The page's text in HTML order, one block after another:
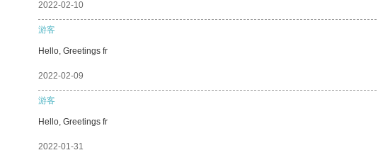
2022-02-10
游客
Hello, Greetings fr
2022-02-09
游客
Hello, Greetings fr
2022-01-31